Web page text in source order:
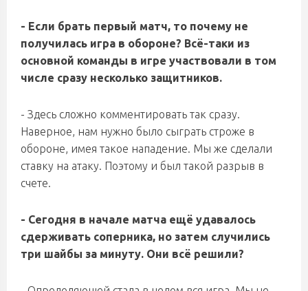
- Если брать первый матч, то почему не
получилась игра в обороне? Всё-таки из
основной команды в игре участвовали в том
числе сразу несколько защитников.
- Здесь сложно комментировать так сразу.
Наверное, нам нужно было сыграть строже в
обороне, имея такое нападение. Мы же сделали
ставку на атаку. Поэтому и был такой разрыв в
счете.
- Сегодня в начале матча ещё удавалось
сдерживать соперника, но затем случились
три шайбы за минуту. Они всё решили?